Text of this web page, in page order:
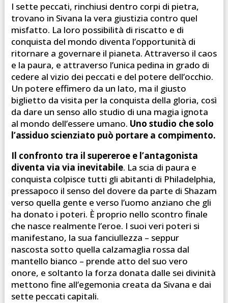
I sette peccati, rinchiusi dentro corpi di pietra,
trovano in Sivana la vera giustizia contro quel
misfatto. La loro possibilità di riscatto e di
conquista del mondo diventa l’opportunità di
ritornare a governare il pianeta. Attraverso il caos
e la paura, e attraverso l’unica pedina in grado di
cedere al vizio dei peccati e del potere dell’occhio.
Un potere effimero da un lato, ma il giusto
biglietto da visita per la conquista della gloria, così
da dare un senso allo studio di una magia ignota
al mondo dell’essere umano. Uno studio che solo
l’assiduo scienziato può portare a compimento.
Il confronto tra il supereroe e l’antagonista
diventa via via inevitabile. La scia di paura e
conquista colpisce tutti gli abitanti di Philadelphia,
pressapoco il senso del dovere da parte di Shazam
verso quella gente e verso l’uomo anziano che gli
ha donato i poteri. È proprio nello scontro finale
che nasce realmente l’eroe. I suoi veri poteri si
manifestano, la sua fanciullezza – seppur
nascosta sotto quella calzamaglia rossa dal
mantello bianco – prende atto del suo vero
onore, e soltanto la forza donata dalle sei divinità
mettono fine all’egemonia creata da Sivana e dai
sette peccati capitali.